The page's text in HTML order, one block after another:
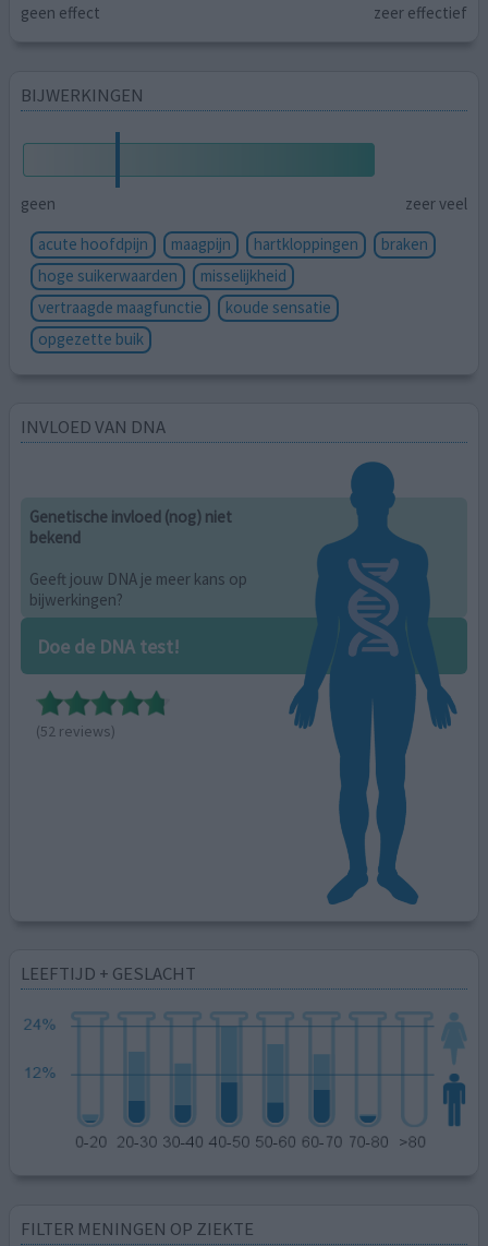
geen effect zeer effectief
BIJWERKINGEN
geen
zeer veel
acute hoofdpijn
maagpijn hartkloppingen
braken
hoge suikerwaarden
misselijkheid
vertraagde maagfunctie
koude sensatie
opgezette buik
INVLOED VAN DNA
Genetische invloed (nog) niet
bekend
Geeft jouw DNA je meer kans op
bijwerkingen?
Doe de DNA test!
(52 reviews)
LEEFTIJD + GESLACHT
FILTER MENINGEN OP ZIEKTE